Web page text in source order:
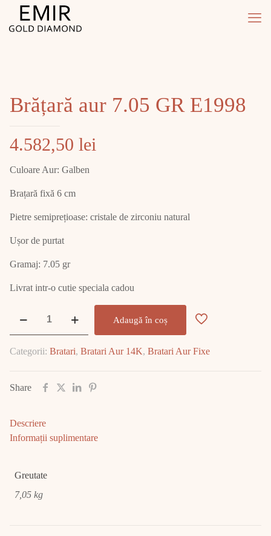
Brățară aur 7.05 GR E1998
4.582,50 lei
Culoare Aur: Galben
Brațară fixă 6 cm
Pietre semiprețioase: cristale de zirconiu natural
Ușor de purtat
Gramaj: 7.05 gr
Livrat intr-o cutie speciala cadou
7.05
E1998
Adaugă în coș
Categorii: Bratari, Bratari Aur 14K, Bratari Aur Fixe
Share
Descriere
Informații suplimentare
Greutate
7,05 kg